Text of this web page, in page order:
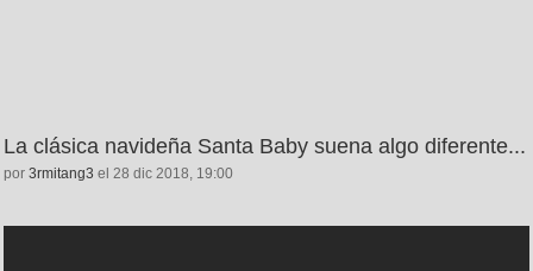
La clásica navideña Santa Baby suena algo diferente...
por 3rmitang3 el 28 dic 2018, 19:00